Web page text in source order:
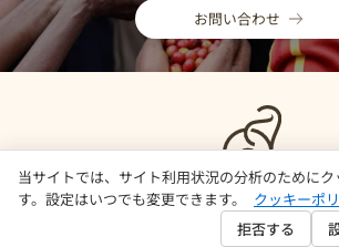
お問い合わせ
© 2024 OSTI. All Rights
当サイトでは、サイト利用状況の分析のために
す。設定はいつでも変更できます。
クッキーポ
拒否する